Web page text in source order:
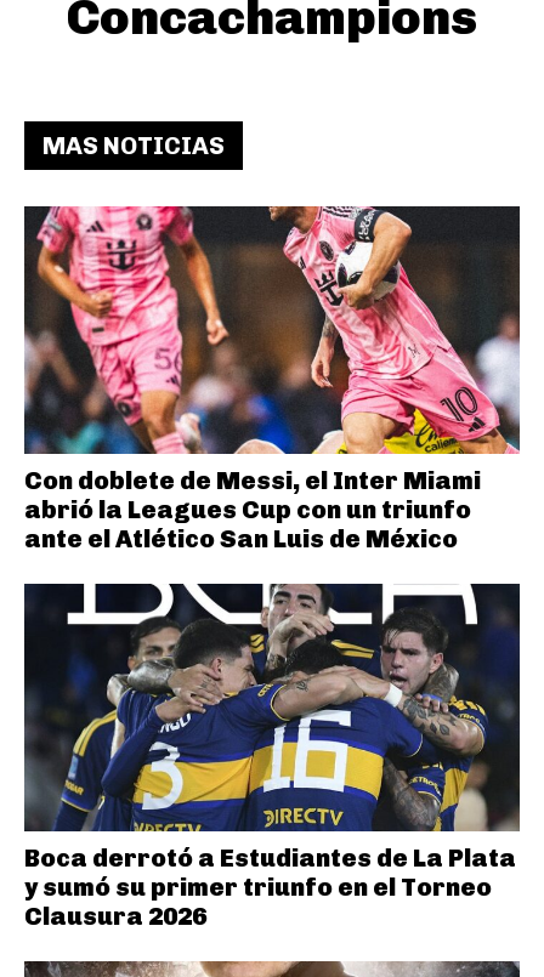
Concachampions
MAS NOTICIAS
Con doblete de Messi, el Inter Miami
abrió la Leagues Cup con un triunfo
ante el Atlético San Luis de México
Boca derrotó a Estudiantes de La Plata
y sumó su primer triunfo en el Torneo
Clausura 2026